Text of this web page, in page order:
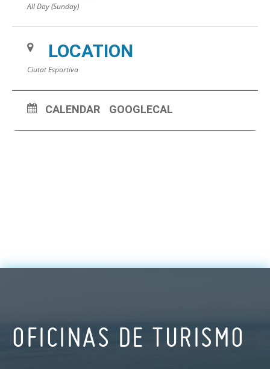
All Day (Sunday)
LOCATION
Ciutat Esportiva
CALENDAR GOOGLECAL
OFICINAS DE TURISMO